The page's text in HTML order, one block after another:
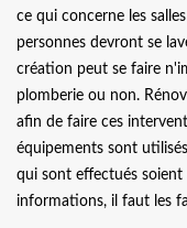
ce qui concerne les
personnes devront se
création peut se faire
plomberie ou non.
afin de faire ces
équipements sont
qui sont effectués soient
informations, il faut les